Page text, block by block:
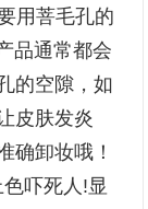
用菩毛孔的
品通常都会
的空隙，如
皮肤发炎
确卸妆哦！
吓死人!显